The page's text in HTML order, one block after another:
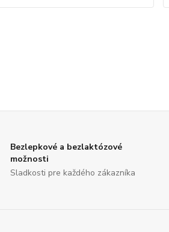
Bezlepkové a bezlaktózové
možnosti
Sladkosti pre každého zákazníka